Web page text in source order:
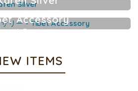
ンシルバーアクセサリー
Accessory
ット仏具アクセサリー
ITEMS